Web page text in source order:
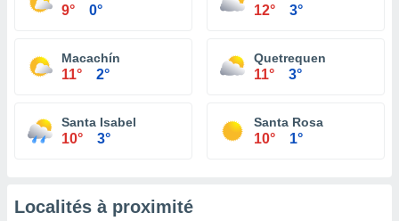
9° 0° 12° 3°
Macachín
11° 2°
Quetrequen
11° 3°
Santa Isabel
10° 3°
Santa Rosa
10° 1°
Localités à proximité